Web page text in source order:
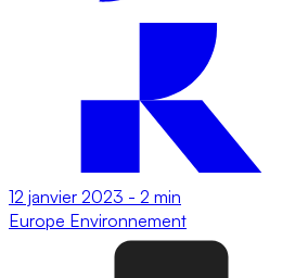
12 janvier 2023 - 2 min
Europe Environnement